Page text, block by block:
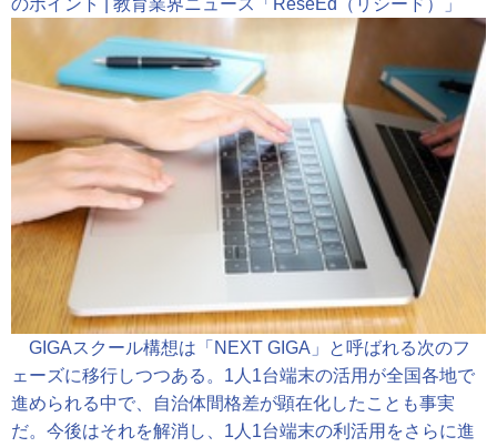
GIGAスクール構想は「NEXT GIGA」と呼ばれる次のフ
ェーズに移行しつつある。1人1台端末の活用が全国各地で
進められる中で、自治体間格差が顕在化したことも事実
だ。今後はそれを解消し、1人1台端末の利活用をさらに進